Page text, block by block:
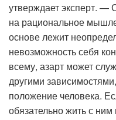
утверждает эксперт. —
на рациональное
основе лежит
невозможность себя
всему, азарт может
другими
положение человека.
обязательно жить с